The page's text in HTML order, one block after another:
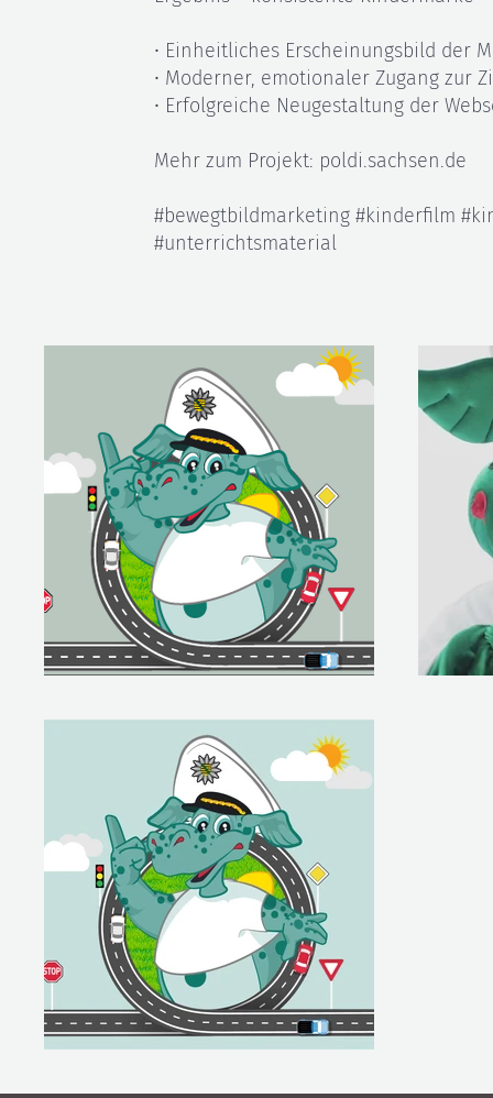
• Einheitliches Erscheinungsbild der
• Moderner, emotionaler Zugang zur
• Erfolgreiche Neugestaltung der
Mehr zum Projekt: poldi.sachsen.de
#bewegtbildmarketing #kinderfilm
#unterrichtsmaterial